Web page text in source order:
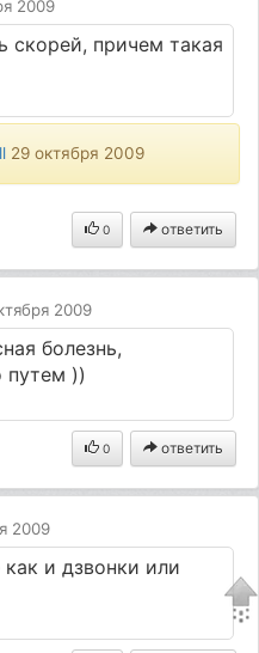
2009
скорей, причем такая
29 октября 2009
0 ответить
2009
болезнь,
))
0 ответить
2009
и дзвонки или